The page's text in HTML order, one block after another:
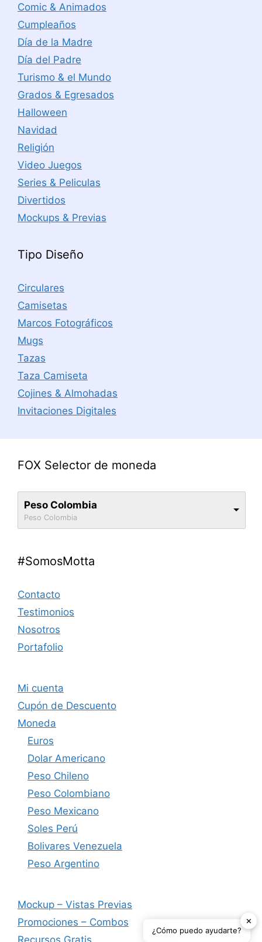
Comic & Animados
Cumpleaños
Día de la Madre
Día del Padre
Turismo & el Mundo
Grados & Egresados
Halloween
Navidad
Religión
Video Juegos
Series & Peliculas
Divertidos
Mockups & Previas
Tipo Diseño
Circulares
Camisetas
Marcos Fotográficos
Mugs
Tazas
Taza Camiseta
Cojines & Almohadas
Invitaciones Digitales
FOX Selector de moneda
Peso Colombia
Peso Colombia
#SomosMotta
Contacto
Testimonios
Nosotros
Portafolio
Mi cuenta
Cupón de Descuento
Moneda
Euros
Dolar Americano
Peso Chileno
Peso Colombiano
Peso Mexicano
Soles Perú
Bolivares Venezuela
Peso Argentino
Mockup – Vistas Previas
Promociones – Combos
Recursos Gratis
✕
¿Cómo puedo ayudarte?